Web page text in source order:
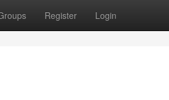
Register Login